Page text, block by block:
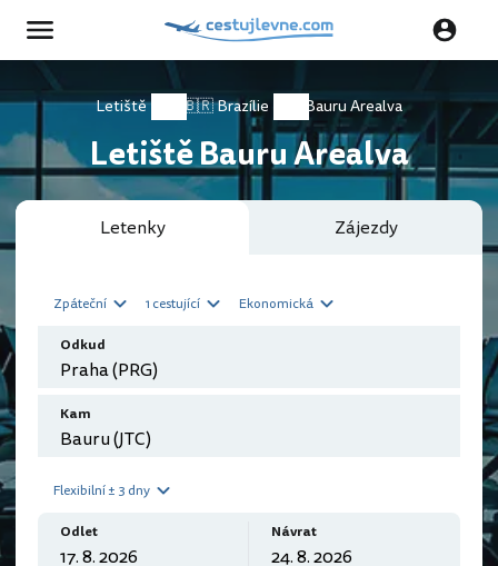
Letiště 🇧🇷 Brazílie Bauru Arealva
Letiště Bauru Arealva
Letenky Zájezdy
Zpáteční 1 cestující Ekonomická
Odkud
Kam
Flexibilní ± 3 dny
Odlet Návrat